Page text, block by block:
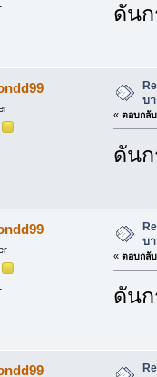
ดัน
บ
« ตอบกลั
ดัน
บ
« ตอบกลั
ดัน